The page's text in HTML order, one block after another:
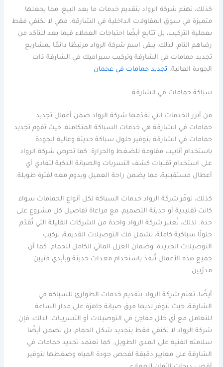
كذلك، تهتم شركة الرواد بتقديم خدمات ما بعد البيع، مما يجعلها
متميزة في سوق المقاولات الداخلية في الشارقة. فهي لا تكتفي فقط
بعملية التركيب، بل تتابع أيضًا احتياجات العملاء فيما بعد للتأكد من
رضاهم التام. لذلك، يبقى اسم شركة الرواد مرتبطًا دائمًا بمشاريع
تجديد حمامات في الشارقة وتركيب سيراميك في الشارقة ذات
الجودة العالية. تجديد حمامات في عجمان
سباكة حمامات في الشارقة
من أبرز الخدمات التي تقدّمها شركة الرواد ضمن أعمال تجديد
حمامات في الشارقة هي خدمات السباكة المتكاملة، حيث تقوم تجديد
حمامات في الشارقة بتوفير حلول سباكة حديثة وعالية الجودة
باستخدام أنابيب مقاومة للضغط والحرارة. كما تحرص شركة الرواد
على استخدام تقنيات كشف التسربات والصيانة الذكية لتفادي أي
أعطال مستقبلية، مما يضمن راحة العميل ويدوم معه لفترة طويلة.
كذلك، توفّر شركة الرواد خدمات السباكة لكل أنواع الحمامات سواء
كانت تقليدية أو حديثة التصميم، مع مراعاة تفاصيل كل مشروع على
حدة. لذلك، تُعتبر شركة الرواد واحدة من الشركات القليلة التي تُقدّم
حلولًا سباكية كاملة، تشمل فك التوصيلات القديمة، تركيب
التوصيلات الجديدة، وضمان العزل المائي الكامل للحمام. كما أن
جميع هذه الأعمال تُنفذ باستخدام معدات حديثة وبأيدي فنيين
مدرّبين.
أيضًا، تهتم شركة الرواد بتقديم خدمات الطوارئ للسباكة في
الشارقة، حيث تتوفر لديها فرق صيانة جاهزة على مدار الساعة
للتعامل مع أي خلل مفاجئ في التوصيلات أو التسريبات. لذلك، فإن
شركة الرواد لا تكتفي فقط بتجديد شكل الحمام، بل تضمن أيضًا
سلامته الفنية على المدى الطويل. كما تعتمد تجديد حمامات في
الشارقة على معايير دقيقة لفحص جودة المياه وضغطها لتوفير